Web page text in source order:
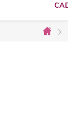
Domů